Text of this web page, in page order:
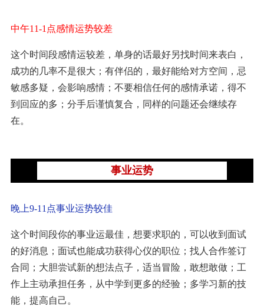
中午11-1点感情运势较差
这个时间段感情运较差，单身的话最好另找时间来表白，
成功的几率不是很大；有伴侣的，最好能给对方空间，忌
敏感多疑，会影响感情；不要相信任何的感情承诺，得不
到回应的多；分手后谨慎复合，同样的问题还会继续存
在。
事业运势
晚上9-11点事业运势较佳
这个时间段你的事业运最佳，想要求职的，可以收到面试
的好消息；面试也能成功获得心仪的职位；找人合作签订
合同；大胆尝试新的想法点子，适当冒险，敢想敢做；工
作上主动承担任务，从中学到更多的经验；多学习新的技
能，提高自己。